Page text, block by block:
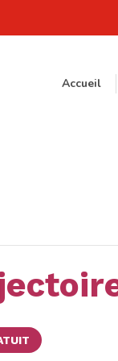
Accueil